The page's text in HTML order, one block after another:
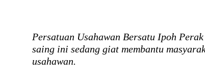
Persatuan Usahawan Bersatu Ipoh
saing ini sedang giat membantu
usahawan.